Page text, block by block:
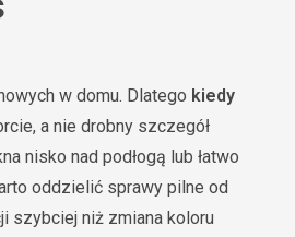
w domu. Dlatego kiedy
a nie drobny szczegół
nisko nad podłogą lub łatwo
oddzielić sprawy pilne od
szybciej niż zmiana koloru